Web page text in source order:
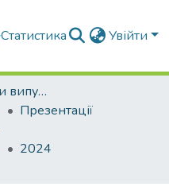
Статистика Увійти
Атестаційні роботи випускників
Презентації
2024